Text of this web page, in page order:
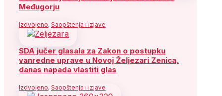
Međugorju
Izdvojeno, Saopštenja i izjave
SDA jučer glasala za Zakon o postupku
vanredne uprave u Novoj Željezari Zenica,
danas napada vlastiti glas
Izdvojeno, Saopštenja i izjave